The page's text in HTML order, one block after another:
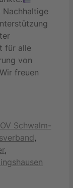
Nachhaltige
für alle
von
freuen
OV Schwalm-
,
,